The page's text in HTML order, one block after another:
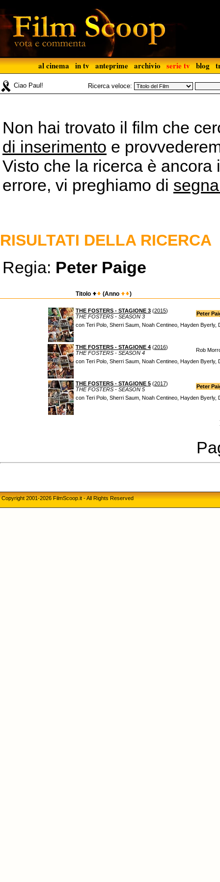
al cinema in tv anteprime archivio serie tv blog
Ciao Paul! Ricerca veloce:
Non hai trovato il film che
di inserimento e
Visto che la ricerca è
errore, vi preghiamo di
RISULTATI DELLA RICERCA
Regia: Peter Paige
Titolo (Anno )
THE FOSTERS - STAGIONE 3 (2015)
THE FOSTERS - SEASON 3
Peter
con Teri Polo, Sherri Saum, Noah Centineo, Hayden
THE FOSTERS - STAGIONE 4 (2016)
THE FOSTERS - SEASON 4
Rob
con Teri Polo, Sherri Saum, Noah Centineo, Hayden
THE FOSTERS - STAGIONE 5 (2017)
THE FOSTERS - SEASON 5
Peter
con Teri Polo, Sherri Saum, Noah Centineo, Hayden
Copyright 2001-2026 FilmScoop.it - All Rights Reserved